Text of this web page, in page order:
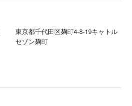
東京都千代田区麹町4-8-19キャトル
セゾン麹町